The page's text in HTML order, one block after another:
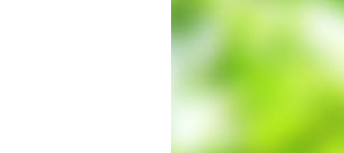
2027年度 入試について